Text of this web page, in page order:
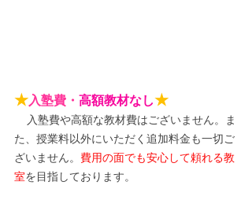
★入塾費・ 高額教材なし★
入塾費や高額な教材費はございません。ま
た、授業料以外にいただく追加料金も一切ご
ざいません。 費用の面でも安心して頼れる教
室を目指しております。